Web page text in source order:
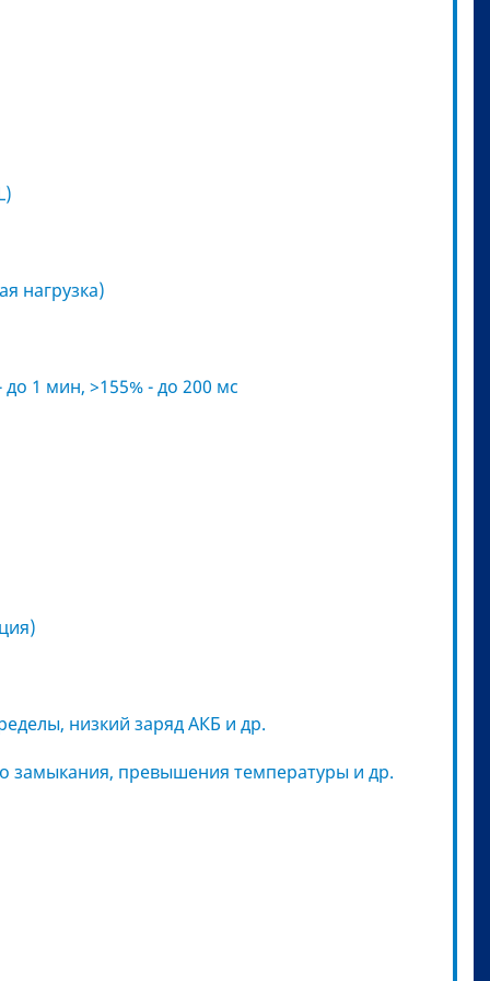
нагрузка)
1 мин, >155% - до 200 мс
низкий заряд АКБ и др.
замыкания, превышения температуры и др.